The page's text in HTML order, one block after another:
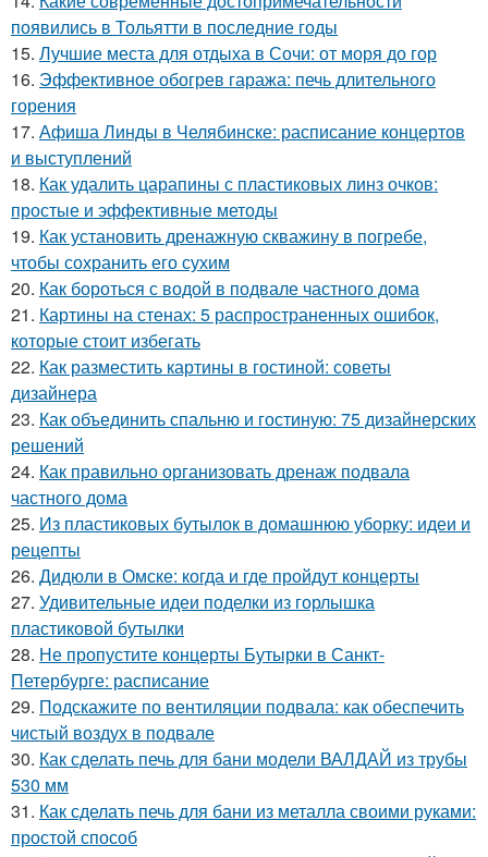
появились в Тольятти в последние годы
15. Лучшие места для отдыха в Сочи: от моря до гор
16. Эффективное обогрев гаража: печь длительного
горения
17. Афиша Линды в Челябинске: расписание концертов
и выступлений
18. Как удалить царапины с пластиковых линз очков:
простые и эффективные методы
19. Как установить дренажную скважину в погребе,
чтобы сохранить его сухим
20. Как бороться с водой в подвале частного дома
21. Картины на стенах: 5 распространенных ошибок,
которые стоит избегать
22. Как разместить картины в гостиной: советы
дизайнера
23. Как объединить спальню и гостиную: 75 дизайнерских
решений
24. Как правильно организовать дренаж подвала
частного дома
25. Из пластиковых бутылок в домашнюю уборку: идеи и
рецепты
26. Дидюли в Омске: когда и где пройдут концерты
27. Удивительные идеи поделки из горлышка
пластиковой бутылки
28. Не пропустите концерты Бутырки в Санкт-
Петербурге: расписание
29. Подскажите по вентиляции подвала: как обеспечить
чистый воздух в подвале
30. Как сделать печь для бани модели ВАЛДАЙ из трубы
530 мм
31. Как сделать печь для бани из металла своими руками:
простой способ